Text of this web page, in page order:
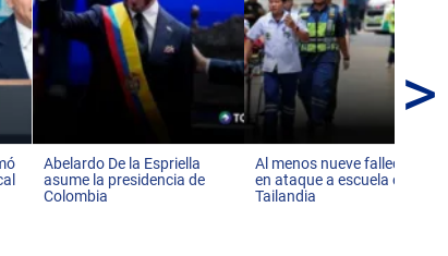
Abelardo De la Espriella
asume la presidencia de
Colombia
Al menos nueve fallecidos
en ataque a escuela en
Tailandia
>